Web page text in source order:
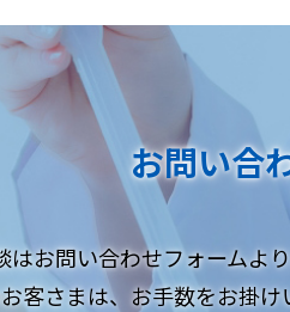
お問い合
はお問い合わせフォームよ
客さまは、お手数をお掛